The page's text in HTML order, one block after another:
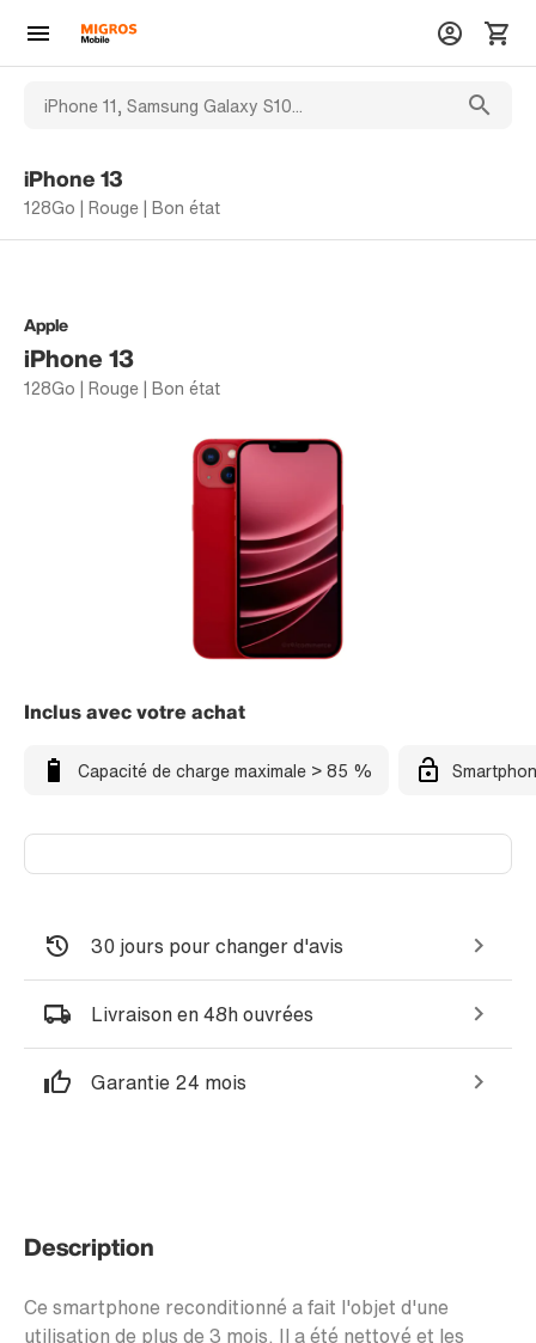
iPhone 13
128Go | Rouge | Bon état
Apple
iPhone 13
128Go | Rouge | Bon état
Inclus avec votre achat
Capacité de charge maximale > 85 %
30 jours pour changer d'avis
Livraison en 48h ouvrées
Garantie 24 mois
Description
Ce smartphone reconditionné a fait l'objet d'une
utilisation de plus de 3 mois. Il a été nettoyé et les